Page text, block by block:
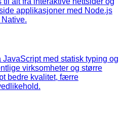
applikasjoner med Node.js
med statisk typing og
virksomheter og større
bedre kvalitet, færre